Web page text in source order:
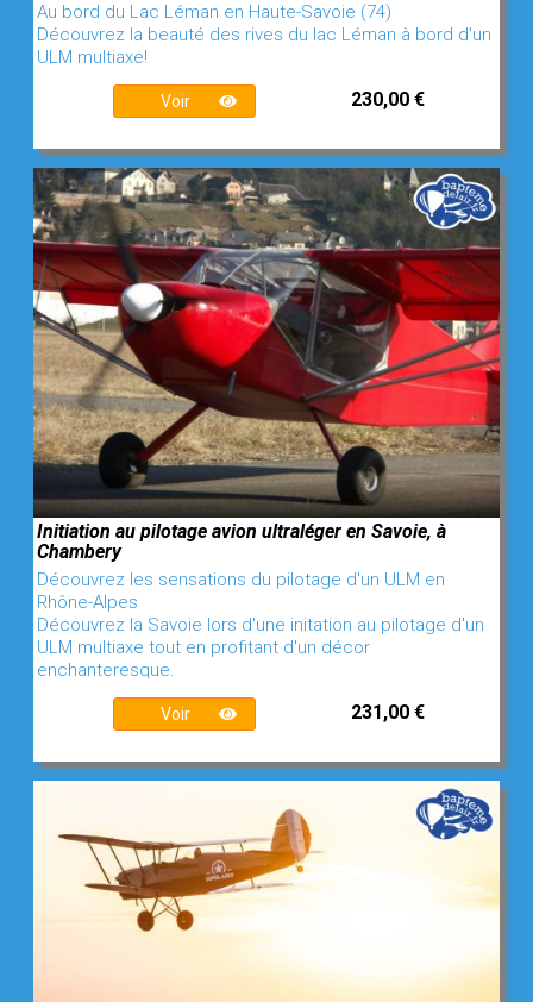
Au bord du Lac Léman en Haute-Savoie (74)
Découvrez la beauté des rives du lac Léman à bord d'un
ULM multiaxe!
Voir 230,00 €
Initiation au pilotage avion ultraléger en Savoie, à
Chambery
Découvrez les sensations du pilotage d'un ULM en
Rhône-Alpes
Découvrez la Savoie lors d'une initation au pilotage d'un
ULM multiaxe tout en profitant d'un décor
enchanteresque.
Voir 231,00 €